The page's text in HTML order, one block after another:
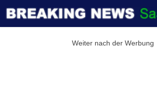
Weiter nach der Werbung